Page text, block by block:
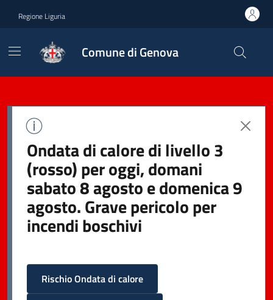
Regione Liguria
Comune di Genova
Ondata di calore di livello 3
(rosso) per oggi, domani
sabato 8 agosto e domenica 9
agosto. Grave pericolo per
incendi boschivi
Rischio Ondata di calore